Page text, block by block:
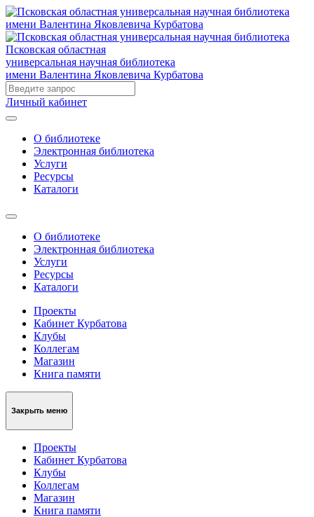
Псковская областная
универсальная научная библиотека
имени Валентина Яковлевича Курбатова
Личный кабинет
О библиотеке
Электронная библиотека
Услуги
Ресурсы
Каталоги
О библиотеке
Электронная библиотека
Услуги
Ресурсы
Каталоги
Проекты
Кабинет Курбатова
Клубы
Коллегам
Магазин
Книга памяти
Закрыть меню
Проекты
Кабинет Курбатова
Клубы
Коллегам
Магазин
Книга памяти